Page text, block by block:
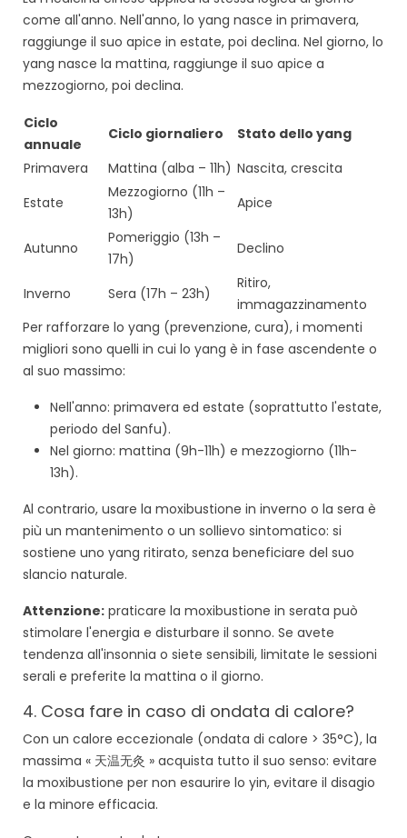
come all'anno. Nell'anno, lo yang nasce in primavera,
raggiunge il suo apice in estate, poi declina. Nel giorno, lo
yang nasce la mattina, raggiunge il suo apice a
mezzogiorno, poi declina.
Ciclo
annuale
Ciclo giornaliero
Stato dello yang
Primavera
Mattina (alba – 11h) Nascita, crescita
Estate
Mezzogiorno (11h –
13h)
Apice
Autunno
Pomeriggio (13h –
17h)
Declino
Inverno Sera (17h – 23h)
Ritiro,
immagazzinamento
Per rafforzare lo yang (prevenzione, cura), i momenti
migliori sono quelli in cui lo yang è in fase ascendente o
al suo massimo:
Nell'anno: primavera ed estate (soprattutto l'estate,
periodo del Sanfu).
Nel giorno: mattina (9h-11h) e mezzogiorno (11h-
13h).
Al contrario, usare la moxibustione in inverno o la sera è
più un mantenimento o un sollievo sintomatico: si
sostiene uno yang ritirato, senza beneficiare del suo
slancio naturale.
Attenzione: praticare la moxibustione in serata può
stimolare l'energia e disturbare il sonno. Se avete
tendenza all'insonnia o siete sensibili, limitate le sessioni
serali e preferite la mattina o il giorno.
4. Cosa fare in caso di ondata di calore?
Con un calore eccezionale (ondata di calore > 35°C), la
massima « 天温无灸 » acquista tutto il suo senso: evitare
la moxibustione per non esaurire lo yin, evitare il disagio
e la minore efficacia.